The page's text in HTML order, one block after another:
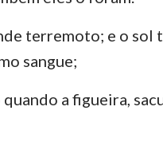
terremoto; e o sol
sangue;
a figueira,